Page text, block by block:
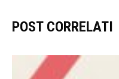
POST CORRELATI